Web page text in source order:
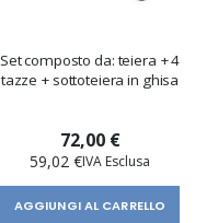
Set composto da: teiera + 4
tazze + sottoteiera in ghisa
72,00 €
59,02 €
AGGIUNGI AL CARRELLO